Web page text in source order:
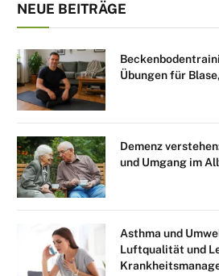
NEUE BEITRÄGE
Übungen für
Demenz
und Umgang im
Asthma und
Luftqualität und